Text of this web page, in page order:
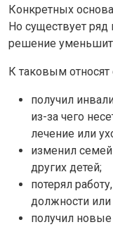
Конкретных
Но существует
решение
К таковым относят
получил
из-за чего
лечение или
изменил
других детей;
потерял
должности или
получил